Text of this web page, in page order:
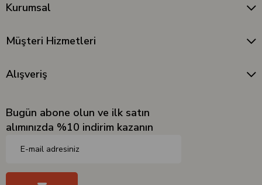
Kurumsal
Müşteri Hizmetleri
Alışveriş
Bugün abone olun ve ilk satın
alımınızda %10 indirim kazanın